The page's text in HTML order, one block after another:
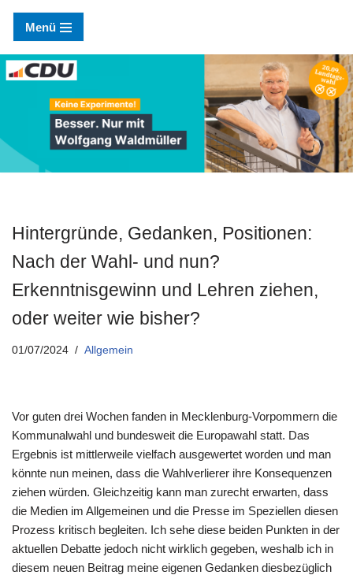
Zum
Inhalt
springen
Menü
Hintergründe, Gedanken, Positionen:
Nach der Wahl- und nun?
Erkenntnisgewinn und Lehren ziehen,
oder weiter wie bisher?
01/07/2024 Allgemein
Vor guten drei Wochen fanden in Mecklenburg-Vorpommern die
Kommunalwahl und bundesweit die Europawahl statt. Das
Ergebnis ist mittlerweile vielfach ausgewertet worden und man
könnte nun meinen, dass die Wahlverlierer ihre Konsequenzen
ziehen würden. Gleichzeitig kann man zurecht erwarten, dass
die Medien im Allgemeinen und die Presse im Speziellen diesen
Prozess kritisch begleiten. Ich sehe diese beiden Punkten in der
aktuellen Debatte jedoch nicht wirklich gegeben, weshalb ich in
diesem neuen Beitrag meine eigenen Gedanken diesbezüglich